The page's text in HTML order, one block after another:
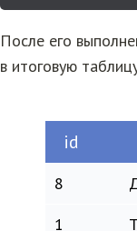
После его
в итоговую
id
8
1